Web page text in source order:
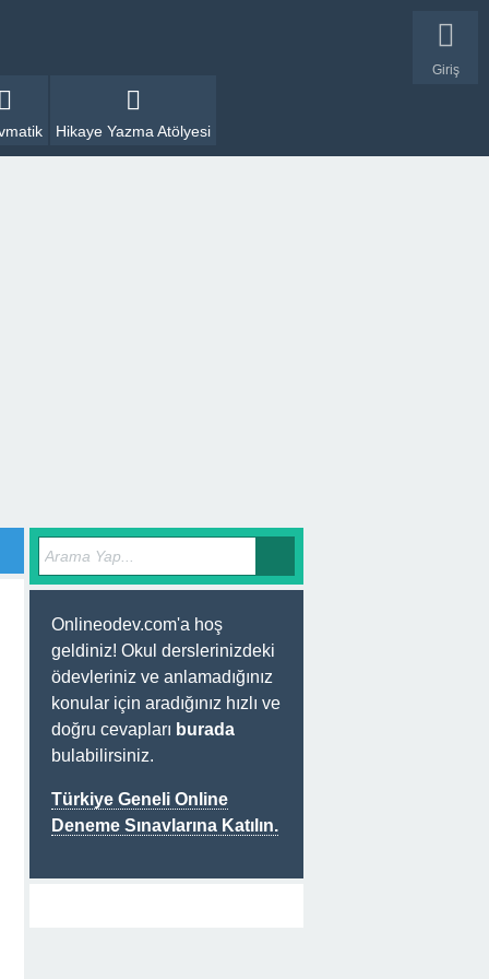
Giriş
Hikaye Yazma Atölyesi
Onlineodev.com'a hoş
geldiniz! Okul derslerinizdeki
ödevleriniz ve anlamadığınız
konular için aradığınız hızlı ve
doğru cevapları burada
bulabilirsiniz.
Türkiye Geneli Online
Deneme Sınavlarına Katılın.